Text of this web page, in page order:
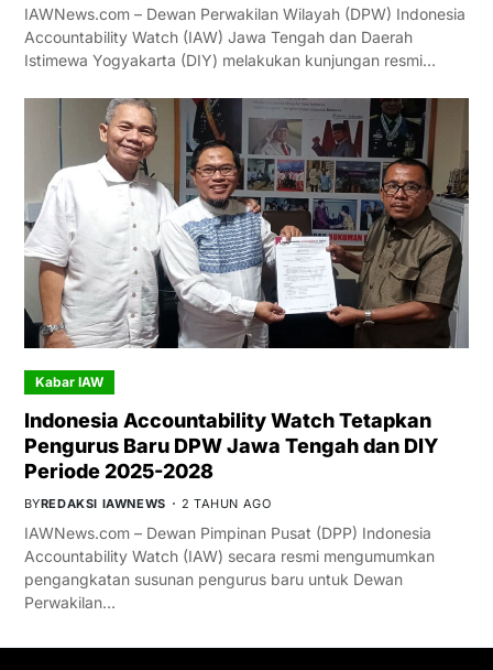
IAWNews.com – Dewan Perwakilan Wilayah (DPW) Indonesia
Accountability Watch (IAW) Jawa Tengah dan Daerah
Istimewa Yogyakarta (DIY) melakukan kunjungan resmi…
Kabar IAW
Indonesia Accountability Watch Tetapkan
Pengurus Baru DPW Jawa Tengah dan DIY
Periode 2025-2028
BYREDAKSI IAWNEWS 2 TAHUN AGO
IAWNews.com – Dewan Pimpinan Pusat (DPP) Indonesia
Accountability Watch (IAW) secara resmi mengumumkan
pengangkatan susunan pengurus baru untuk Dewan
Perwakilan…